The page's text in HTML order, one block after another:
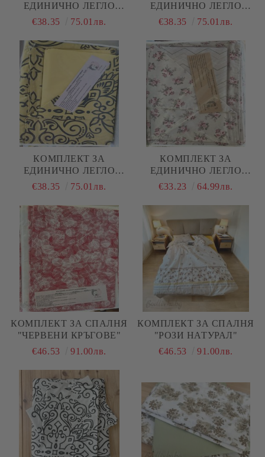
ЕДИНИЧНО ЛЕГЛО
"СИНИ ЛИСТА""
€38.35 75.01лв.
ЕДИНИЧНО ЛЕГЛО
"КОРАБИ КАРТИНА"
€38.35 75.01лв.
КОМПЛЕКТ ЗА
ЕДИНИЧНО ЛЕГЛО
"ЖЪЛТИ ОРНАМЕНТИ"
€38.35 75.01лв.
КОМПЛЕКТ ЗА
ЕДИНИЧНО ЛЕГЛО
"ЦВЕТЯ"
€33.23 64.99лв.
КОМПЛЕКТ ЗА СПАЛНЯ
"ЧЕРВЕНИ КРЪГОВЕ"
€46.53
91.00лв.
КОМПЛЕКТ ЗА СПАЛНЯ
"РОЗИ НАТУРАЛ"
€46.53
91.00лв.